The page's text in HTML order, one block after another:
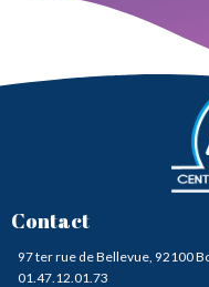
Contact
97 ter rue de Bellevue, 92100
01.47.12.01.73